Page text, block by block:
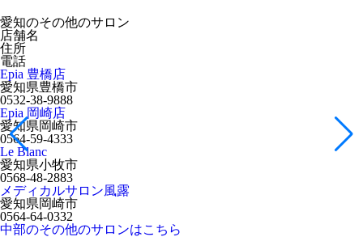
愛知のその他のサロン
店舗名
住所
電話
Epia 豊橋店
愛知県豊橋市
0532-38-9888
Epia 岡崎店
愛知県岡崎市
0564-59-4333
Le Blanc
愛知県小牧市
0568-48-2883
メディカルサロン風露
愛知県岡崎市
0564-64-0332
中部のその他のサロンはこちら